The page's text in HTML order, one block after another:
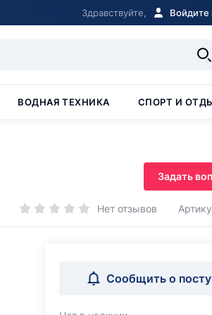
Здравствуйте, Войдите
ВОДНАЯ ТЕХНИКА СПОРТ И
Задать
Нет отзывов
Сообщить о